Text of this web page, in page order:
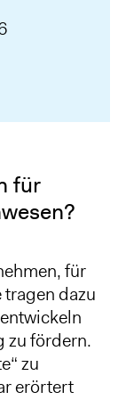
für
für
dazu
zu fördern.
zu
erörtert